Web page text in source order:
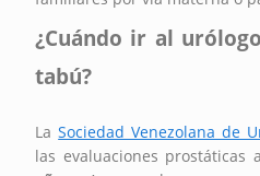
¿Cuándo ir al
tabú?
LaSociedad Venezolana de
las evaluaciones